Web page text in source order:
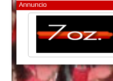
Annuncio